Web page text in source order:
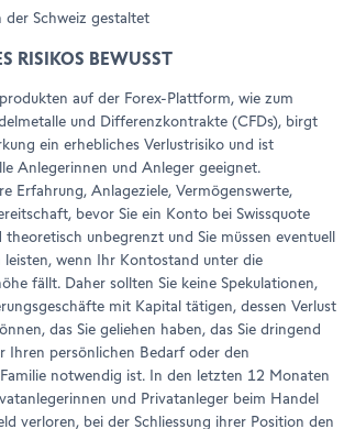
der Schweiz gestaltet
RISIKOS BEWUSST
auf der Forex-Plattform, wie zum
und Differenzkontrakte (CFDs), birgt
ein erhebliches Verlustrisiko und ist
Anlegerinnen und Anleger geeignet.
Erfahrung, Anlageziele, Vermögenswerte,
bevor Sie ein Konto bei Swissquote
unbegrenzt und Sie müssen eventuell
leisten, wenn Ihr Kontostand unter die
fällt. Daher sollten Sie keine Spekulationen,
mit Kapital tätigen, dessen Verlust
das Sie geliehen haben, das Sie dringend
Ihren persönlichen Bedarf oder den
notwendig ist. In den letzten 12 Monaten
und Privatanleger beim Handel
verloren, bei der Schliessung ihrer Position den